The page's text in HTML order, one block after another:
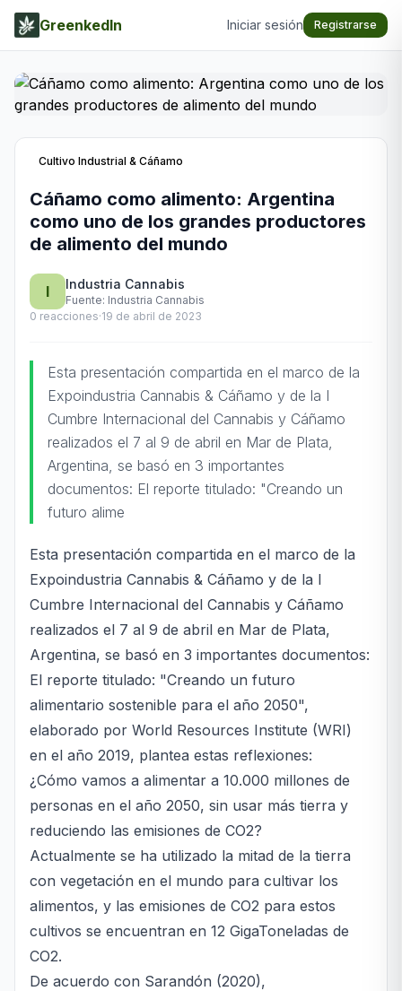
GreenkedIn Iniciar sesión Registrarse
Cultivo Industrial & Cáñamo
Cáñamo como alimento: Argentina
como uno de los grandes productores
de alimento del mundo
I Industria Cannabis
Fuente: Industria Cannabis
0 reacciones·19 de abril de 2023
Esta presentación compartida en el marco de la
Expoindustria Cannabis & Cáñamo y de la I
Cumbre Internacional del Cannabis y Cáñamo
realizados el 7 al 9 de abril en Mar de Plata,
Argentina, se basó en 3 importantes
documentos: El reporte titulado: "Creando un
futuro alime
Esta presentación compartida en el marco de la
Expoindustria Cannabis & Cáñamo y de la I
Cumbre Internacional del Cannabis y Cáñamo
realizados el 7 al 9 de abril en Mar de Plata,
Argentina, se basó en 3 importantes documentos:
El reporte titulado: "Creando un futuro
alimentario sostenible para el año 2050",
elaborado por World Resources Institute (WRI)
en el año 2019, plantea estas reflexiones:
¿Cómo vamos a alimentar a 10.000 millones de
personas en el año 2050, sin usar más tierra y
reduciendo las emisiones de CO2?
Actualmente se ha utilizado la mitad de la tierra
con vegetación en el mundo para cultivar los
alimentos, y las emisiones de CO2 para estos
cultivos se encuentran en 12 GigaToneladas de
CO2.
De acuerdo con Sarandón (2020),